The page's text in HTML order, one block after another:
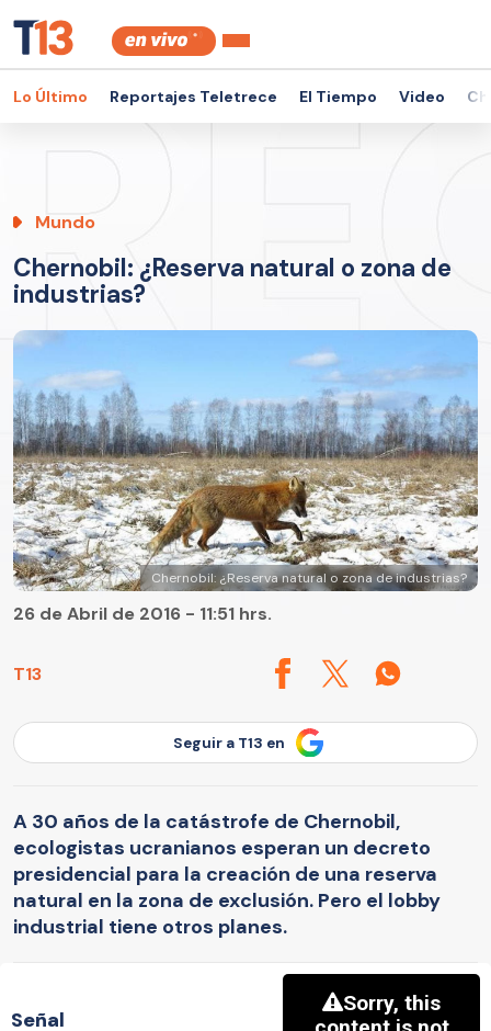
Lo Último Reportajes Teletrece El Tiempo Video
Mundo
Chernobil: ¿Reserva natural o zona de
industrias?
Chernobil: ¿Reserva natural o zona de industrias?
T13
26 de Abril de 2016 - 11:51 hrs.
Seguir a T13 en
A 30 años de la catástrofe de Chernobil,
ecologistas ucranianos esperan un decreto
presidencial para la creación de una reserva
natural en la zona de exclusión. Pero el lobby
industrial tiene otros planes.
Señal